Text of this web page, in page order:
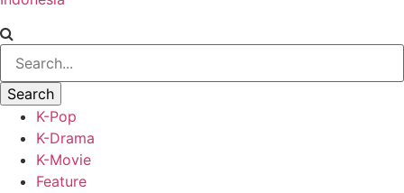
K-Pop
K-Drama
K-Movie
Feature